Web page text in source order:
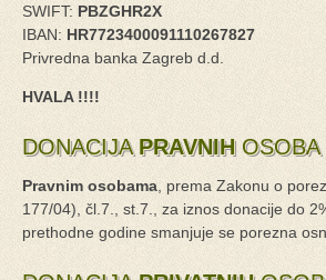
SWIFT: PBZGHR2X
IBAN: HR7723400091110267827
Privredna banka Zagreb d.d.
HVALA !!!!
DONACIJA PRAVNIH OSOBA
Pravnim osobama , prema Zakonu o
177/04), čl.7., st.7., za iznos donacije do
prethodne godine smanjuje se porezna